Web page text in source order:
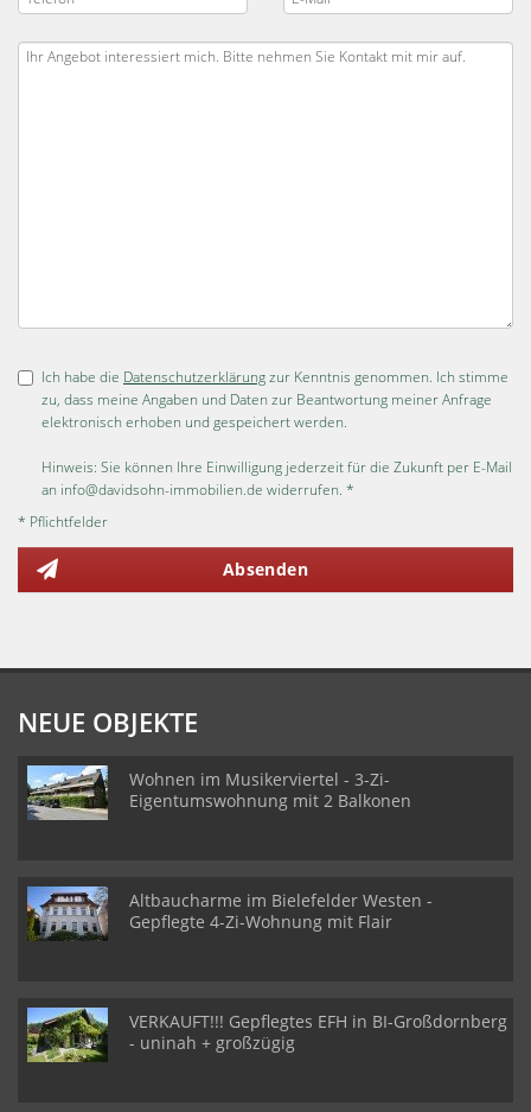
Ich habe die Datenschutzerklärungzur Kenntnis genommen. Ich stimme
zu, dass meine Angaben und Daten zur Beantwortung meiner Anfrage
elektronisch erhoben und gespeichert werden.
Hinweis: Sie können Ihre Einwilligung jederzeit für die Zukunft per E-Mail
an info@davidsohn-immobilien.de widerrufen. *
* Pflichtfelder
Absenden
NEUE OBJEKTE
Wohnen im Musikerviertel - 3-Zi-
Eigentumswohnung mit 2 Balkonen
Altbaucharme im Bielefelder Westen -
Gepflegte 4-Zi-Wohnung mit Flair
VERKAUFT!!! Gepflegtes EFH in BI-Großdornberg
- uninah + großzügig